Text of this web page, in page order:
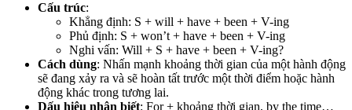
Cấu trúc:
Khẳng định: S + will + have + been + V-ing
Phủ định: S + won’t + have + been + V-ing
Nghi vấn: Will + S + have + been + V-ing?
Cách dùng: Nhấn mạnh khoảng thời gian của một hành động
sẽ đang xảy ra và sẽ hoàn tất trước một thời điểm hoặc hành
động khác trong tương lai.
Dấu hiệu nhận biết: For + khoảng thời gian, by the time…